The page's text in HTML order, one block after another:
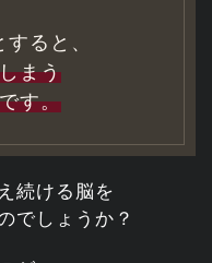
ると、
まう
す。
続ける脳を
でしょうか？